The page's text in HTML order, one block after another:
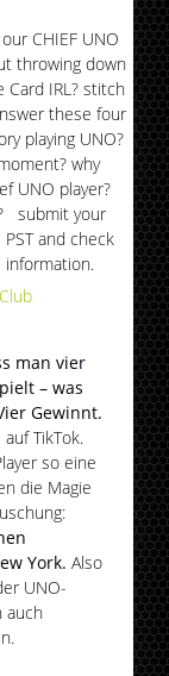
CHIEF UNO
throwing down
Card IRL? stitch
these four
playing UNO?
why
UNO player?
submit your
and check
man vier
– was
Gewinnt.
TikTok.
so eine
die Magie
York. Also
UNO-
auch